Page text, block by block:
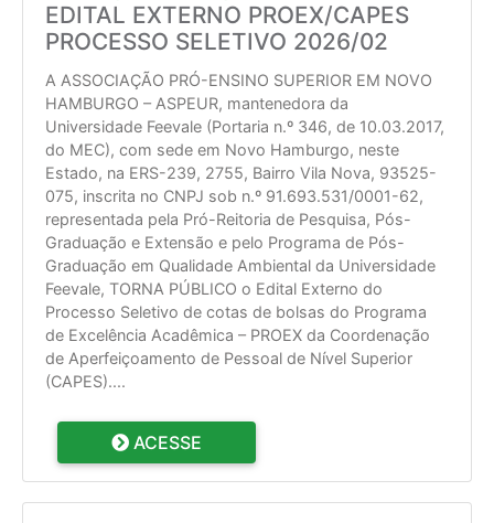
EDITAL EXTERNO PROEX/CAPES
PROCESSO SELETIVO 2026/02
A ASSOCIAÇÃO PRÓ-ENSINO SUPERIOR EM NOVO
HAMBURGO – ASPEUR, mantenedora da
Universidade Feevale (Portaria n.º 346, de 10.03.2017,
do MEC), com sede em Novo Hamburgo, neste
Estado, na ERS-239, 2755, Bairro Vila Nova, 93525-
075, inscrita no CNPJ sob n.º 91.693.531/0001-62,
representada pela Pró-Reitoria de Pesquisa, Pós-
Graduação e Extensão e pelo Programa de Pós-
Graduação em Qualidade Ambiental da Universidade
Feevale, TORNA PÚBLICO o Edital Externo do
Processo Seletivo de cotas de bolsas do Programa
de Excelência Acadêmica – PROEX da Coordenação
de Aperfeiçoamento de Pessoal de Nível Superior
(CAPES)....
ACESSE